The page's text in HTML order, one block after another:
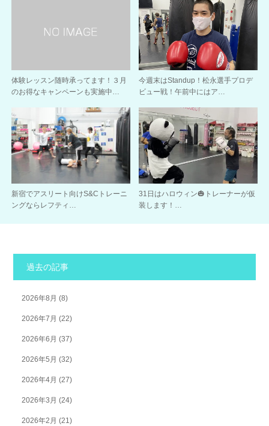
体験レッスン随時承ってます！３月
のお得なキャンペーンも実施中…
今週末はStandup！松永選手プロデ
ビュー戦！午前中にはア…
新宿でアスリート向けS&Cトレーニ
ングならレフティ…
31日はハロウィン🎃トレーナーが仮
装します！…
過去の記事
2026年8月 (8)
2026年7月 (22)
2026年6月 (37)
2026年5月 (32)
2026年4月 (27)
2026年3月 (24)
2026年2月 (21)